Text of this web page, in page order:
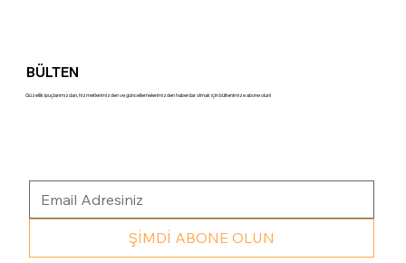
BÜLTEN
Güzellik ipuçlarımızdan, hizmetlerimizden ve güncellemelerimizden haberdar olmak için bültenimize abone olun!
ŞİMDİ ABONE OLUN